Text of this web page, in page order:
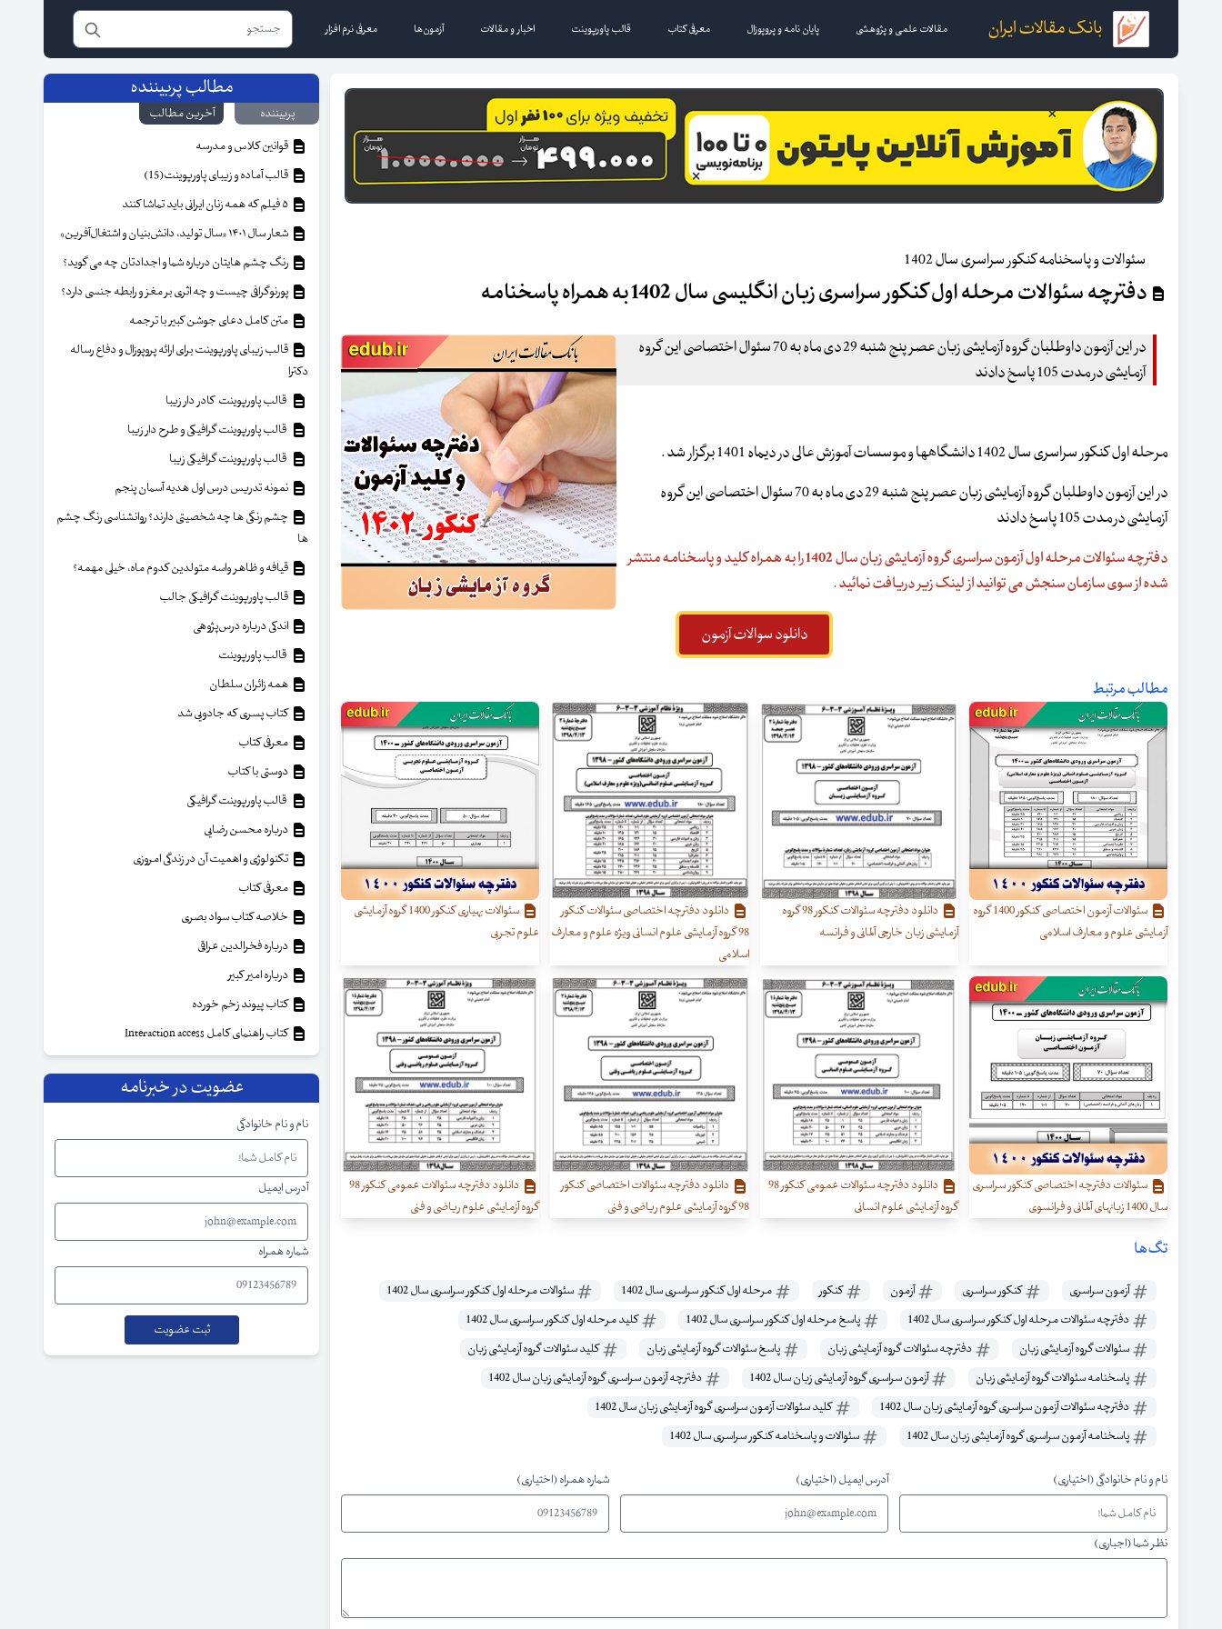
بانک مقالات ایران مقالات علمی و پژوهشی پایان نامه و پروپوزال معرفی کتاب قالب پاورپوینت اخبار و مقالات آزمون‌ها معرفی نرم افزار
سئوالات و پاسخنامه کنکور سراسری سال 1402
دفترچه سئوالات مرحله اول کنکور سراسری زبان انگلیسی سال 1402 به همراه پاسخنامه
در این آزمون داوطلبان گروه آزمایشی زبان عصر پنج شنبه 29 دی ماه به 70 سئوال اختصاصی این گروه
آزمایشی در مدت 105 پاسخ دادند
مرحله اول کنکور سراسری سال 1402 دانشگاهها و موسسات آموزش عالی در دیماه 1401 برگزار شد .
در این آزمون داوطلبان گروه آزمایشی زبان عصر پنج شنبه 29 دی ماه به 70 سئوال اختصاصی این گروه
آزمایشی در مدت 105 پاسخ دادند
دفترچه سئوالات مرحله اول آزمون سراسری گروه آزمایشی زبان سال 1402 را به همراه کلید و پاسخنامه منتشر
شده از سوی سازمان سنجش می توانید از لینک زیر دریافت نمائید .
دانلود سوالات آزمون
مطالب مرتبط
سئوالات آزمون اختصاصی کنکور 1400 گروه
آزمایشی علوم و معارف اسلامی
دانلود دفترچه سئوالات کنکور 98 گروه
آزمایشی زبان خارجی آلمانی و فرانسه
دانلود دفترچه اختصاصی سئوالات کنکور
98 گروه آزمایشی علوم انسانی ویژه علوم و معارف
اسلامی
سئوالات بهیاری کنکور 1400 گروه آزمایشی
علوم تجربی
سئوالات دفترچه اختصاصی کنکور سراسری
سال 1400 زبانهای آلمانی و فرانسوی
دانلود دفترچه سئوالات عمومی کنکور 98
گروه آزمایشی علوم انسانی
دانلود دفترچه سئوالات اختصاصی کنکور
98 گروه آزمایشی علوم ریاضی و فنی
دانلود دفترچه سئوالات عمومی کنکور 98
گروه آزمایشی علوم ریاضی و فنی
تگ‌ها
آزمون سراسری کنکور سراسری آزمون کنکور مرحله اول کنکور سراسری سال 1402
سئوالات مرحله اول کنکور سراسری سال 1402
دفترچه سئوالات مرحله اول کنکور سراسری سال 1402
پاسخ مرحله اول کنکور سراسری سال 1402
کلید مرحله اول کنکور سراسری سال 1402
سئوالات گروه آزمایشی زبان
دفترچه سئوالات گروه آزمایشی زبان پاسخ سئوالات گروه آزمایشی زبان
کلید سئوالات گروه آزمایشی زبان
پاسخنامه سئوالات گروه آزمایشی زبان
آزمون سراسری گروه آزمایشی زبان سال 1402
دفترچه آزمون سراسری گروه آزمایشی زبان سال 1402
دفترچه سئوالات آزمون سراسری گروه آزمایشی زبان سال 1402
کلید سئوالات آزمون سراسری گروه آزمایشی زبان سال 1402
پاسخنامه آزمون سراسری گروه آزمایشی زبان سال 1402
سئوالات و پاسخنامه کنکور سراسری سال 1402
نام و نام خانوادگی (اختیاری) آدرس ایمیل (اختیاری) شماره همراه (اختیاری)
نظر شما (اجباری)
مطالب پربیننده
پربیننده
آخرین مطالب
قوانین کلاس و مدرسه
قالب آماده و زیبای پاورپوینت(15)
شعار سال ۱۴۰۱ «سال تولید، دانش‌بنیان و اشتغال‌آفرین»
رنگ چشم هایتان درباره شما و اجدادتان چه می گوید؟
پورنوگرافی چیست و چه اثری بر مغز و رابطه جنسی دارد؟
متن کامل دعای جوشن کبیر با ترجمه
قالب زیبای پاورپوینت برای ارائه پروپوزال و دفاع رساله
دکترا
قالب پاورپوینت کادر دار زیبا
قالب پاورپوینت گرافیکی و طرح دار زیبا
قالب پاورپوینت گرافیکی زیبا
نمونه تدریس درس اول هدیه آسمان پنجم
چشم رنگی ها چه شخصیتی دارند؟ روانشناسی رنگ چشم
ها
قیافه و ظاهر واسه متولدین کدوم ماه، خیلی مهمه؟
قالب پاورپوینت گرافیکی جالب
اندکی درباره درس‌پژوهی
قالب پاورپوینت
همه زائران سلطان
کتاب پسری که جادویی شد
معرفی کتاب
دوستی با کتاب
قالب پاورپوینت گرافیکی
درباره محسن رضایی
تکنولوژی و اهمیت آن در زندگی امروزی
معرفی کتاب
خلاصه کتاب سواد بصری
درباره فخرالدین عراقی
درباره امیر کبیر
کتاب پیوند زخم خورده
کتاب راهنمای کامل Interaction access
عضویت در خبرنامه
نام و نام خانوادگی
آدرس ایمیل
شماره همراه